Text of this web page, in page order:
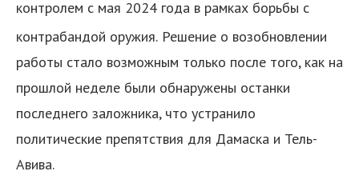
контролем с мая 2024 года в рамках борьбы с
контрабандой оружия. Решение о возобновлении
работы стало возможным только после того, как на
прошлой неделе были обнаружены останки
последнего заложника, что устранило
политические препятствия для Дамаска и Тель-
Авива.